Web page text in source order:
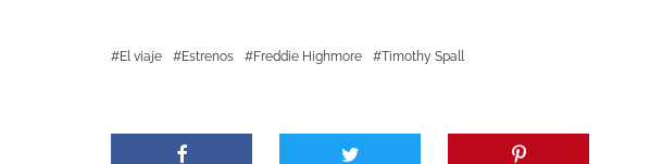
El viaje Estrenos Freddie Highmore Timothy Spall